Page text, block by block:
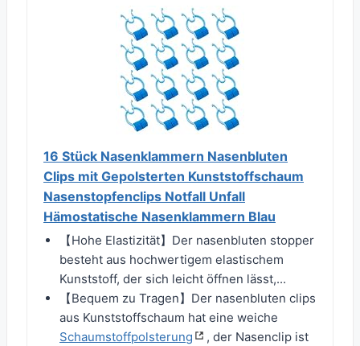
16 Stück Nasenklammern Nasenbluten
Clips mit Gepolsterten Kunststoffschaum
Nasenstopfenclips Notfall Unfall
Hämostatische Nasenklammern Blau
【Hohe Elastizität】Der nasenbluten stopper
besteht aus hochwertigem elastischem
Kunststoff, der sich leicht öffnen lässt,...
【Bequem zu Tragen】Der nasenbluten clips
aus Kunststoffschaum hat eine weiche
Schaumstoffpolsterung
, der Nasenclip ist